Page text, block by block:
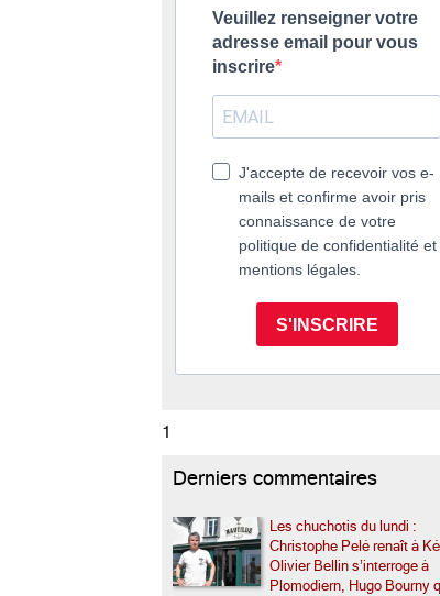
Veuillez renseigner votre
adresse email pour vous
inscrire
J'accepte de recevoir vos e-
mails et confirme avoir pris
connaissance de votre
politique de confidentialité et
mentions légales.
S'INSCRIRE
1
Derniers commentaires
Les chuchotis du lundi :
Christophe Pelé renaît à
Olivier Bellin s’interroge à
Plomodiern, Hugo Bourny